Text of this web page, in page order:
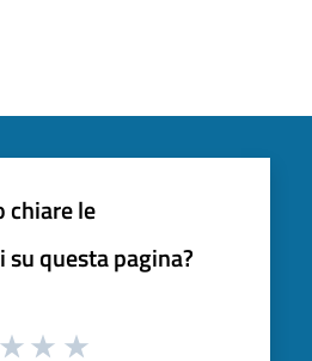
chiare le
questa pagina?